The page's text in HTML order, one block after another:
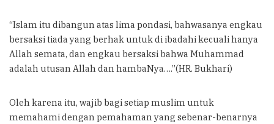
“Islam itu dibangun atas lima pondasi, bahwasanya engkau
bersaksi tiada yang berhak untuk di ibadahi kecuali hanya
Allah semata, dan engkau bersaksi bahwa Muhammad
adalah utusan Allah dan hambaNya….”(HR. Bukhari)
Oleh karena itu, wajib bagi setiap muslim untuk
memahami dengan pemahaman yang sebenar-benarnya